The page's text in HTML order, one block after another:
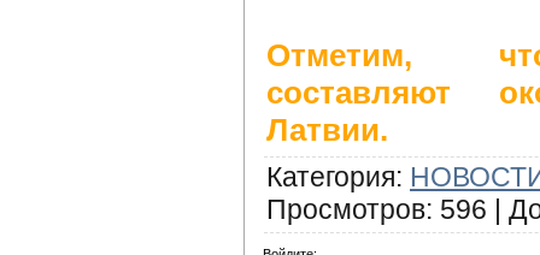
Отметим,
составляют
Латвии.
Категория:
Просмотров: 596 |